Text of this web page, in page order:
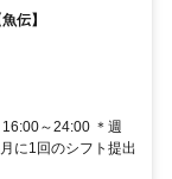
伝】
～24:00 ＊週
に1回のシフト提出